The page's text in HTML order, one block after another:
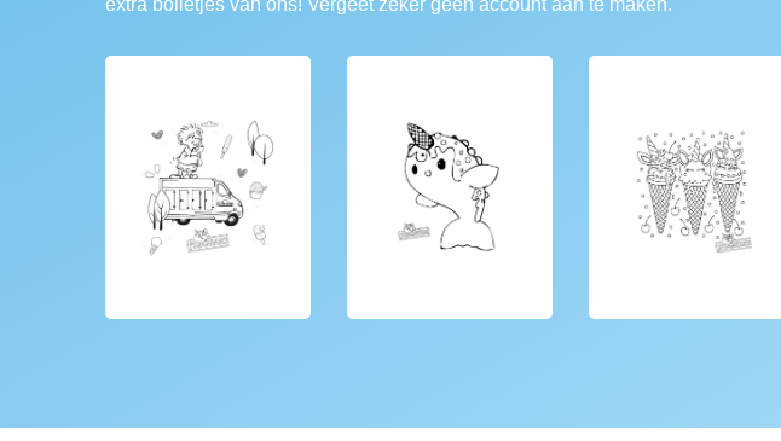
extra bolletjes van ons! Vergeet zeker geen account aan te maken.